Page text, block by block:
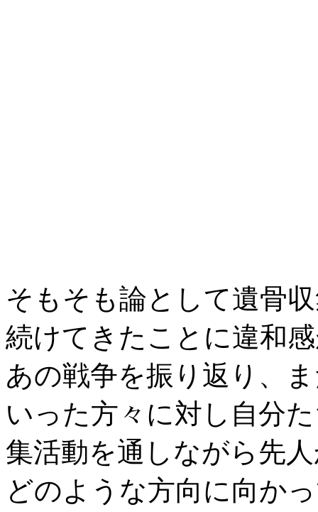
そもそも論として遺骨
続けてきたことに違和
あの戦争を振り返り、
いった方々に対し自分
集活動を通しながら先
どのような方向に向か